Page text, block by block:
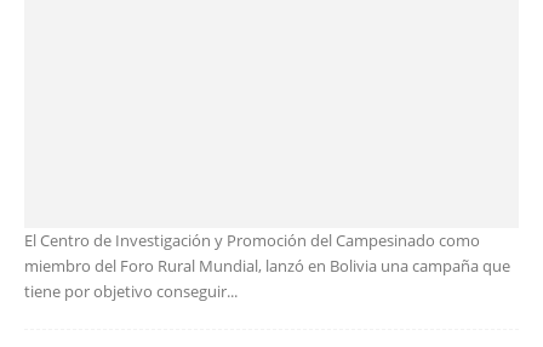
El Centro de Investigación y Promoción del Campesinado como
miembro del Foro Rural Mundial, lanzó en Bolivia una campaña que
tiene por objetivo conseguir...